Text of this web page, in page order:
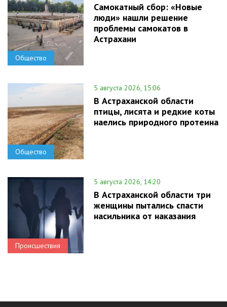
Общество
Самокатный сбор: «Новые
люди» нашли решение
проблемы самокатов в
Астрахани
Общество
5 августа 2026, 15:06
В Астраханской области
птицы, лисята и редкие коты
наелись природного протеина
Происшествия
5 августа 2026, 14:20
В Астраханской области три
женщины пытались спасти
насильника от наказания